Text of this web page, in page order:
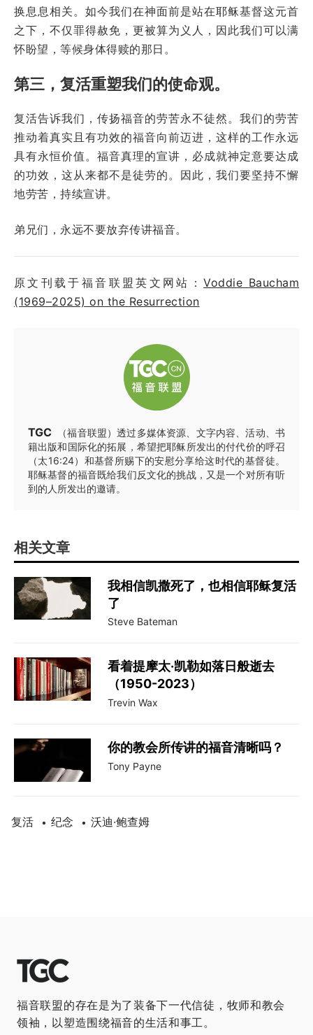
换息息相关。如今我们在神面前是站在耶稣基督这元首
之下，不仅罪得赦免，更被算为义人，因此我们可以满
怀盼望，等候身体得赎的那日。
第三，复活重塑我们的使命观。
复活告诉我们，传扬福音的劳苦永不徒然。我们的劳苦
推动着真实且有功效的福音向前迈进，这样的工作永远
具有永恒价值。福音真理的宣讲，必成就神定意要达成
的功效，这从来都不是徒劳的。因此，我们要坚持不懈
地劳苦，持续宣讲。
弟兄们，永远不要放弃传讲福音。
原文刊载于福音联盟英文网站：Voddie Baucham
(1969–2025) on the Resurrection
TGC
（福音联盟）透过多媒体资源、文字内容、活动、书
籍出版和国际化的拓展，希望把耶稣所发出的付代价的呼召
（太16:24）和基督所赐下的安慰分享给这时代的基督徒。
耶稣基督的福音既给我们反文化的挑战，又是一个对所有听
到的人所发出的邀请。
相关文章
我相信凯撒死了，也相信耶稣复活
了
Steve Bateman
看着提摩太·凯勒如落日般逝去
（1950-2023）
Trevin Wax
你的教会所传讲的福音清晰吗？
Tony Payne
复活 • 纪念 • 沃迪·鲍查姆
福音联盟的存在是为了装备下一代信徒，牧师和教会
领袖，以塑造围绕福音的生活和事工。